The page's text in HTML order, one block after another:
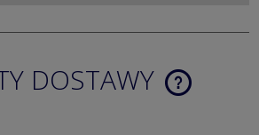
DOSTAWY
CENA NIE